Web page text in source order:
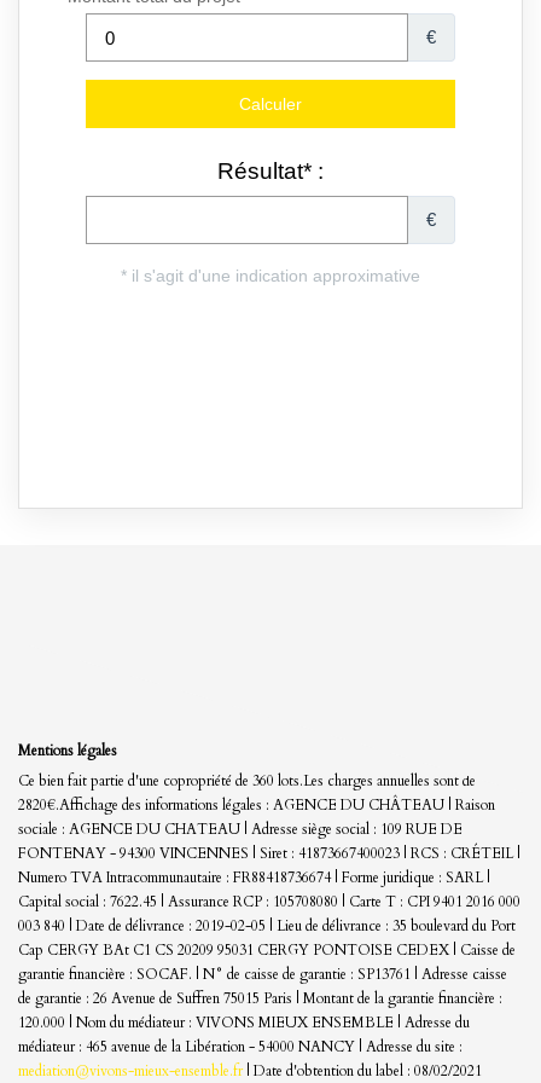
Mentions légales
Ce bien fait partie d'une copropriété de 360 lots.Les charges annuelles sont de
2820€.Affichage des informations légales : AGENCE DU CHÂTEAU | Raison
sociale : AGENCE DU CHATEAU | Adresse siège social : 109 RUE DE
FONTENAY - 94300 VINCENNES | Siret : 41873667400023 | RCS : CRÉTEIL |
Numero TVA Intracommunautaire : FR88418736674 | Forme juridique : SARL |
Capital social : 7622.45 | Assurance RCP : 105708080 | Carte T : CPI 9401 2016 000
003 840 | Date de délivrance : 2019-02-05 | Lieu de délivrance : 35 boulevard du Port
Cap CERGY BAt C1 CS 20209 95031 CERGY PONTOISE CEDEX | Caisse de
garantie financière : SOCAF. | N° de caisse de garantie : SP13761 | Adresse caisse
de garantie : 26 Avenue de Suffren 75015 Paris | Montant de la garantie financière :
120.000 | Nom du médiateur : VIVONS MIEUX ENSEMBLE | Adresse du
médiateur : 465 avenue de la Libération - 54000 NANCY | Adresse du site :
mediation@vivons-mieux-ensemble.fr| Date d'obtention du label : 08/02/2021